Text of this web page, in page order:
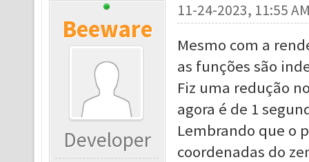
Beeware
Developer
11-24-2023, 11:55
Mesmo com a
as funções são
Fiz uma redução
agora é de 1
Lembrando que o
coordenadas do